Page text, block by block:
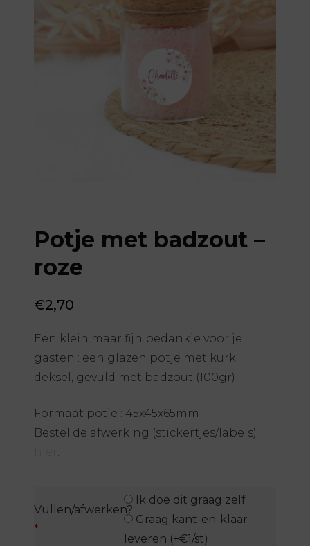
Potje met badzout –
roze
€2,70
Een klein maar fijn bedankje voor je
gasten : een glazen potje met kurk
deksel, gevuld met badzout (100gr)
Formaat potje : 45x45x65mm
Bestel de afwerking (stickertjes/labels)
Vullen/afwerken?
*
Ik doe dit graag zelf
Graag kant-en-klaar
leveren (+€1/st)